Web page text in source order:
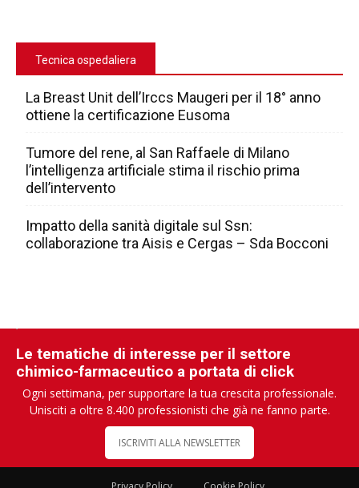
Tecnica ospedaliera
La Breast Unit dell’Irccs Maugeri per il 18° anno
ottiene la certificazione Eusoma
Tumore del rene, al San Raffaele di Milano
l’intelligenza artificiale stima il rischio prima
dell’intervento
Impatto della sanità digitale sul Ssn:
collaborazione tra Aisis e Cergas – Sda Bocconi
Le tematiche di interesse per il settore
chimico-farmaceutico a portata di click
Ogni settimana, per supportare la tua crescita professionale.
Unisciti a oltre 8.400 professionisti che già ne fanno parte.
ISCRIVITI ALLA NEWSLETTER